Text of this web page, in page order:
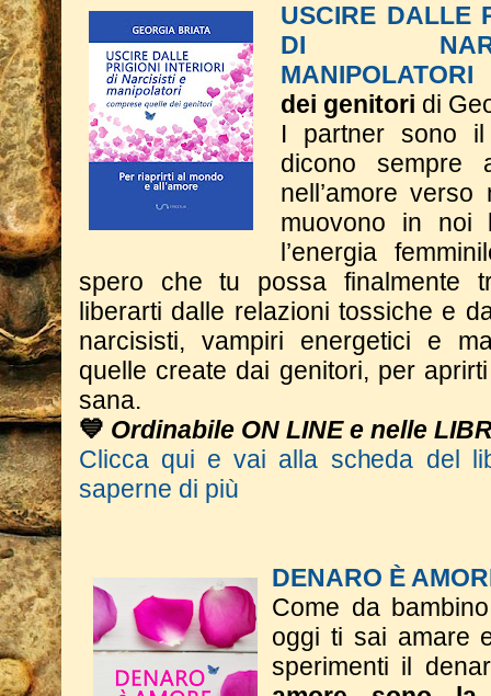
USCIRE DALLE
DI
MANIPOLATORI
dei genitori di
I partner sono
dicono sempre
nell’amore
muovono in noi
l’energia
spero che tu possa finalmente
liberarti dalle relazioni tossiche e
narcisisti, vampiri energetici e
quelle create dai genitori, per
sana.
💙 Ordinabile ON LINE e nelle
Clicca qui e vai alla scheda del
saperne di più
DENARO È
Come da
oggi ti sai amare
sperimenti il